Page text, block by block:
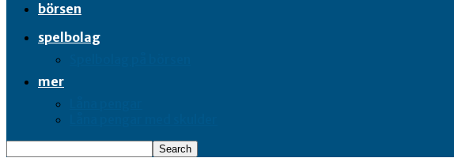
börsen
spelbolag
mer